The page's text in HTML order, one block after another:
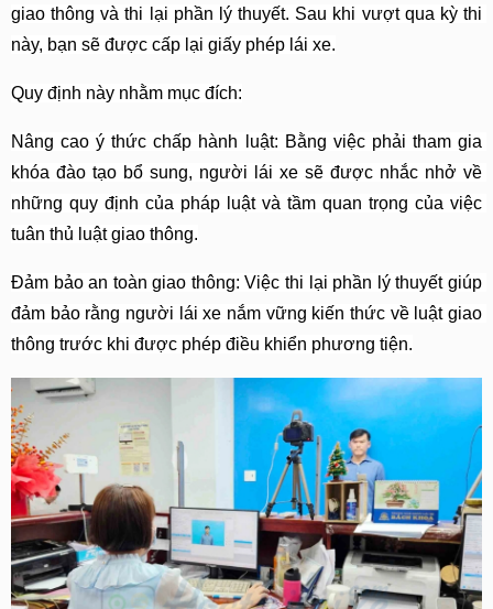
giao thông và thi lại phần lý thuyết. Sau khi vượt qua kỳ thi
này, bạn sẽ được cấp lại giấy phép lái xe.
Quy định này nhằm mục đích:
Nâng cao ý thức chấp hành luật: Bằng việc phải tham gia
khóa đào tạo bổ sung, người lái xe sẽ được nhắc nhở về
những quy định của pháp luật và tầm quan trọng của việc
tuân thủ luật giao thông.
Đảm bảo an toàn giao thông: Việc thi lại phần lý thuyết giúp
đảm bảo rằng người lái xe nắm vững kiến thức về luật giao
thông trước khi được phép điều khiển phương tiện.